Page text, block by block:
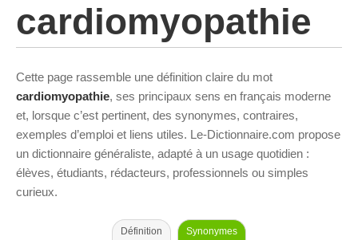
cardiomyopathie
Cette page rassemble une définition claire du mot
cardiomyopathie, ses principaux sens en français moderne
et, lorsque c’est pertinent, des synonymes, contraires,
exemples d’emploi et liens utiles. Le-Dictionnaire.com propose
un dictionnaire généraliste, adapté à un usage quotidien :
élèves, étudiants, rédacteurs, professionnels ou simples
curieux.
Définition Synonymes